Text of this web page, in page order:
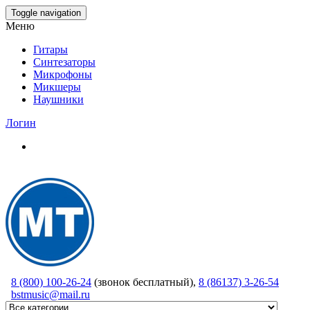
Skip
to
content
Toggle navigation
Меню
Гитары
Синтезаторы
Микрофоны
Микшеры
Наушники
Логин
8 (800) 100-26-24 (звонок бесплатный), 8 (86137) 3-26-54
bstmusic@mail.ru